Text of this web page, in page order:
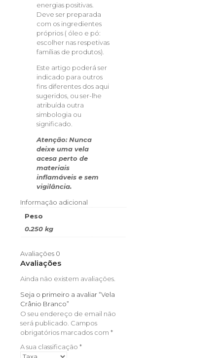
energias positivas.
Deve ser preparada
com os ingredientes
próprios ( óleo e pó:
escolher nas respetivas
famílias de produtos).
Este artigo poderá ser
indicado para outros
fins diferentes dos aqui
sugeridos, ou ser-lhe
atribuída outra
simbologia ou
significado.
Atenção: Nunca
deixe uma vela
acesa perto de
materiais
inflamáveis e sem
vigilância.
Informação adicional
Peso
0.250 kg
Avaliações 0
Avaliações
Ainda não existem avaliações.
Seja o primeiro a avaliar “Vela
Crânio Branco”
O seu endereço de email não
será publicado. Campos
obrigatórios marcados com *
A sua classificação *